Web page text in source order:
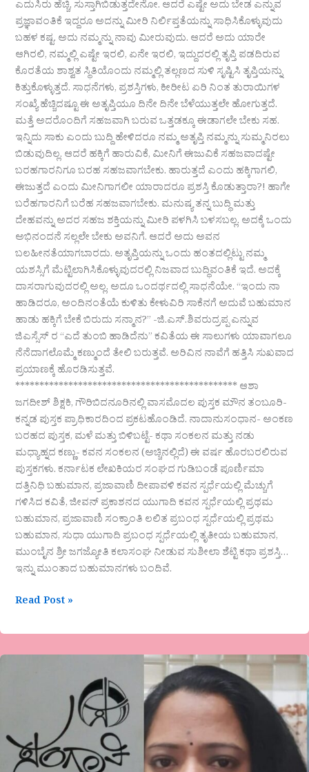
ಎದುಸಿರು ಹೆಚ್ಚಿ, ಸುಸ್ತಾಗಿಬಿಡುತ್ತದೇನೋ. ಆದರೆ ಎಷ್ಟೇ ಅದು ಬೇಡ ಎನ್ನುವ
ಪ್ರಜ್ಞಾವಂತಿಕೆ ಇದ್ದರೂ ಅದನ್ನು ಮೀರಿ ನಿರ್ಲಿಪ್ತತೆಯನ್ನು ಸಾಧಿಸಿಕೊಳ್ಳುವುದು
ಬಹಳ ಕಷ್ಟ. ಅದು ನಮ್ಮನ್ನು ನಾವು ಮೀರುವುದು. ಆದರೆ ಅದು ಯಾರೇ
ಆಗಿರಲಿ, ನಮ್ಮಲ್ಲಿ ಎಷ್ಟೇ ಇರಲಿ, ಏನೇ ಇರಲಿ, ಇದ್ದುದರಲ್ಲಿ ತೃಪ್ತಿ ಪಡದಿರುವ
ಕೊರತೆಯ ಶಾಶ್ವತ ಸ್ಥಿತಿಯೊಂದು ನಮ್ಮಲ್ಲಿ ತಲ್ಲಣದ ಸುಳಿ ಸೃಷ್ಟಿಸಿ ತೃಪ್ತಿಯನ್ನು
ಕಿತ್ತುಕೊಳ್ಳುತ್ತದೆ. ಸಾಧನೆಗಳು, ಪ್ರಶಸ್ತಿಗಳು, ಕೀರೀಟ ಏರಿ ನಿಂತ ತುರಾಯಿಗಳ
ಸಂಖ್ಯೆ ಹೆಚ್ಚಿದಷ್ಟೂ ಈ ಅತೃಪ್ತಿಯೂ ದಿನೇ ದಿನೇ ಬೆಳೆಯುತ್ತಲೇ ಹೋಗುತ್ತದೆ.
ಮತ್ತೆ ಅದರೊಂದಿಗೆ ಸಹಜವಾಗಿ ಬರುವ ಒತ್ತಡಕ್ಕೂ ಈಡಾಗಲೇ ಬೇಕು ಸಹ.
ಇನ್ನಿದು ಸಾಕು ಎಂದು ಬುದ್ದಿ ಹೇಳಿದರೂ ನಮ್ಮ ಅತೃಪ್ತಿ ನಮ್ಮನ್ನು ಸುಮ್ಮನಿರಲು
ಬಿಡುವುದಿಲ್ಲ. ಆದರೆ ಹಕ್ಕಿಗೆ ಹಾರುವಿಕೆ, ಮೀನಿಗೆ ಈಜುವಿಕೆ ಸಹಜವಾದಷ್ಟೇ
ಬರಹಗಾರನಿಗೂ ಬರಹ ಸಹಜವಾಗಬೇಕು. ಹಾರುತ್ತದೆ ಎಂದು ಹಕ್ಕಿಗಾಗಲಿ,
ಈಜುತ್ತದೆ ಎಂದು ಮೀನಿಗಾಗಲೀ ಯಾರಾದರೂ ಪ್ರಶಸ್ತಿ ಕೊಡುತ್ತಾರಾ?! ಹಾಗೇ
ಬರೆಹಗಾರನಿಗೆ ಬರೆಹ ಸಹಜವಾಗಬೇಕು. ಮನುಷ್ಯ ತನ್ನ ಬುದ್ಧಿ ಮತ್ತು
ದೇಹವನ್ನು ಅದರ ಸಹಜ ಶಕ್ತಿಯನ್ನು ಮೀರಿ ಪಳಗಿಸಿ ಬಳಸಬಲ್ಲ. ಅದಕ್ಕೆ ಒಂದು
ಅಭಿನಂದನೆ ಸಲ್ಲಲೇ ಬೇಕು ಅವನಿಗೆ. ಆದರೆ ಅದು ಅವನ
ಬಲಹೀನತೆಯಾಗಬಾರದು. ಅತೃಪ್ತಿಯನ್ನು ಒಂದು ಹಂತದಲ್ಲಿಟ್ಟು ನಮ್ಮ
ಯಶಸ್ಸಿಗೆ ಮೆಟ್ಟಿಲಾಗಿಸಿಕೊಳ್ಳುವುದರಲ್ಲಿ ನಿಜವಾದ ಬುದ್ಧಿವಂತಿಕೆ ಇದೆ. ಅದಕ್ಕೆ
ದಾಸರಾಗುವುದರಲ್ಲಿ ಅಲ್ಲ. ಅದೂ ಒಂದರ್ಥದಲ್ಲಿ ಸಾಧನೆಯೇ. “ಇಂದು ನಾ
ಹಾಡಿದರೂ, ಅಂದಿನಂತೆಯೆ ಕುಳಿತು ಕೇಳುವಿರಿ ಸಾಕೆನಗೆ ಅದುವೆ ಬಹುಮಾನ
ಹಾಡು ಹಕ್ಕಿಗೆ ಬೇಕೆ ಬಿರುದು ಸನ್ಮಾನ?” -ಜಿ.ಎಸ್.ಶಿವರುದ್ರಪ್ಪ ಎನ್ನುವ
ಜಿಎಸ್ಸೆಸ್ ರ “ಎದೆ ತುಂಬಿ ಹಾಡಿದೆನು” ಕವಿತೆಯ ಈ ಸಾಲುಗಳು ಯಾವಾಗಲೂ
ನೆನೆದಾಗಲೊಮ್ಮೆ ಕಣ್ಮುಂದೆ ತೇಲಿ ಬರುತ್ತವೆ. ಅರಿವಿನ ನಾವೆಗೆ ಹತ್ತಿಸಿ ಸುಖವಾದ
ಪ್ರಯಾಣಕ್ಕೆ ಹೊರಡಿಸುತ್ತವೆ.
********************************************** ಆಶಾ
ಜಗದೀಶ್ ಶಿಕ್ಷಕಿ, ಗೌರಿಬಿದನೂರಿನಲ್ಲಿ ವಾಸಮೊದಲ ಪುಸ್ತಕ ಮೌನ ತಂಬೂರಿ-
ಕನ್ನಡ ಪುಸ್ತಕ ಪ್ರಾಧಿಕಾರದಿಂದ ಪ್ರಕಟಹೊಂಡಿದೆ. ನಾದಾನುಸಂಧಾನ- ಅಂಕಣ
ಬರಹದ ಪುಸ್ತಕ, ಮಳೆ ಮತ್ತು ಬಿಳಿಬಟ್ಟೆ- ಕಥಾ ಸಂಕಲನ ಮತ್ತು ನಡು
ಮಧ್ಯಾಹ್ನದ ಕಣ್ಣು- ಕವನ ಸಂಕಲನ (ಅಚ್ಚಿನಲ್ಲಿದೆ) ಈ ವರ್ಷ ಹೊರಬರಲಿರುವ
ಪುಸ್ತಕಗಳು. ಕರ್ನಾಟಕ ಲೇಖಕಿಯರ ಸಂಘದ ಗುಡಿಬಂಡೆ ಪೂರ್ಣಿಮಾ
ದತ್ತಿನಿಧಿ ಬಹುಮಾನ, ಪ್ರಜಾವಾಣಿ ದೀಪಾವಳಿ ಕವನ ಸ್ಪರ್ಧೆಯಲ್ಲಿ ಮೆಚ್ಚುಗೆ
ಗಳಿಸಿದ ಕವಿತೆ, ಜೀವನ್ ಪ್ರಕಾಶನದ ಯುಗಾದಿ ಕವನ ಸ್ಪರ್ಧೆಯಲ್ಲಿ ಪ್ರಥಮ
ಬಹುಮಾನ, ಪ್ರಜಾವಾಣಿ ಸಂಕ್ರಾಂತಿ ಲಲಿತ ಪ್ರಬಂಧ ಸ್ಪರ್ಧೆಯಲ್ಲಿ ಪ್ರಥಮ
ಬಹುಮಾನ, ಸುಧಾ ಯುಗಾದಿ ಪ್ರಬಂಧ ಸ್ಪರ್ಧೆಯಲ್ಲಿ ತೃತೀಯ ಬಹುಮಾನ,
ಮುಂಬೈನ ಶ್ರೀ ಜಗಜ್ಯೋತಿ ಕಲಾಸಂಘ ನೀಡುವ ಸುಶೀಲಾ ಶೆಟ್ಟಿ ಕಥಾ ಪ್ರಶಸ್ತಿ…
ಇನ್ನು ಮುಂತಾದ ಬಹುಮಾನಗಳು ಬಂದಿವೆ.
Read Post »